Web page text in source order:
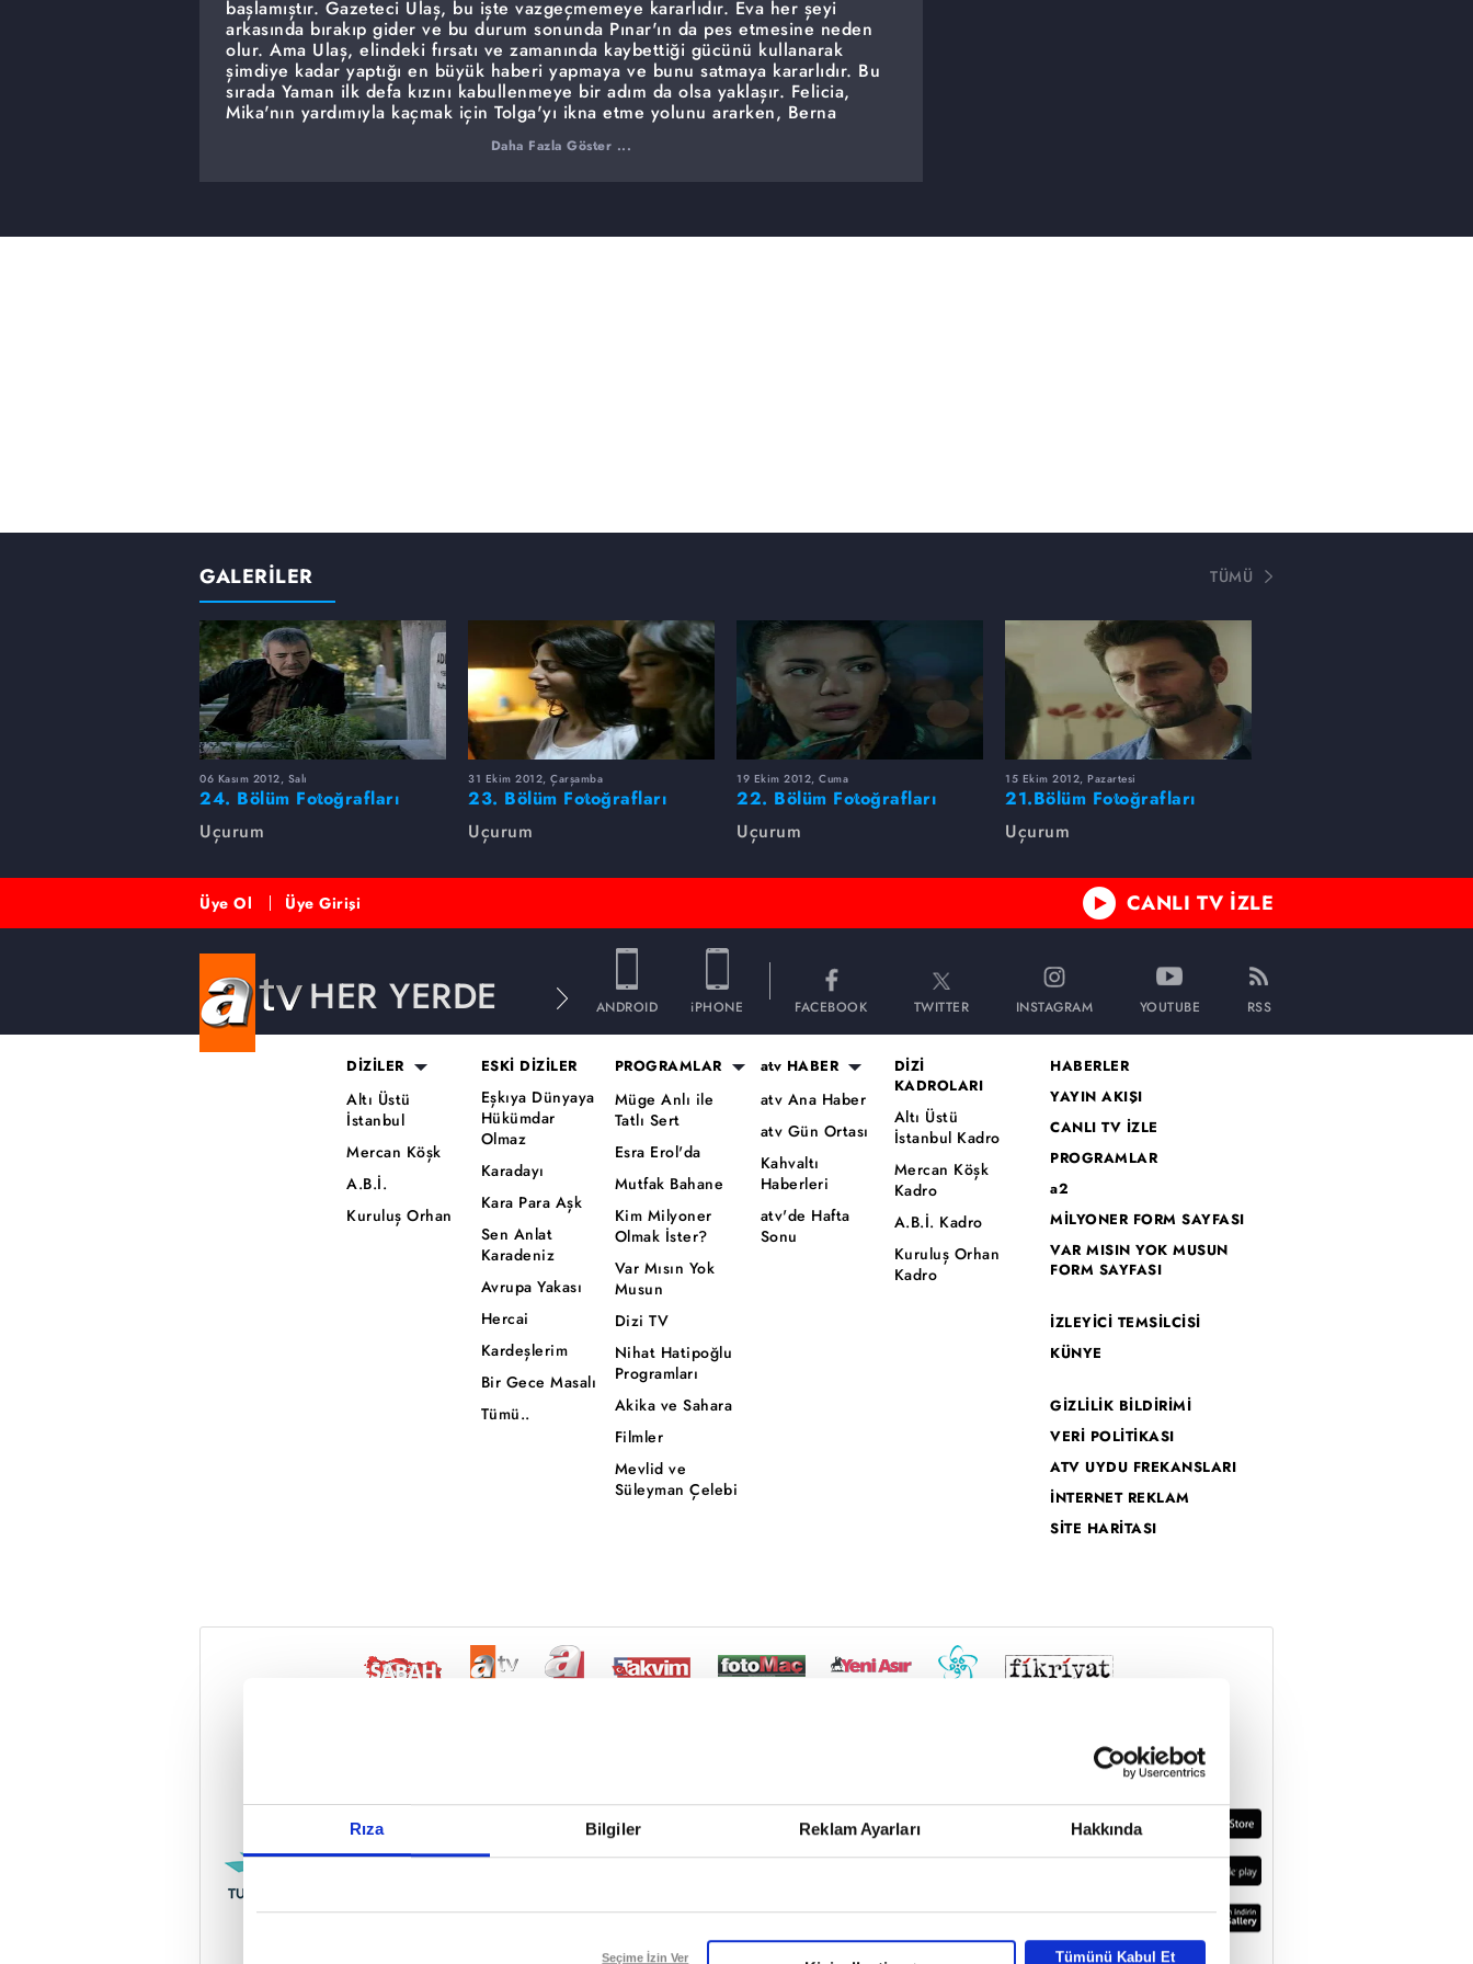
Rıza Bilgiler Reklam Ayarları Hakkında
Reddet
Seçime İzin Ver Tümünü Kabul Et
başlamıştır. Gazeteci Ulaş, bu işte vazgeçmemeye kararlıdır. Eva her şeyi
arkasında bırakıp gider ve bu durum sonunda Pınar'ın da pes etmesine neden
olur. Ama Ulaş, elindeki fırsatı ve zamanında kaybettiği gücünü kullanarak
şimdiye kadar yaptığı en büyük haberi yapmaya ve bunu satmaya kararlıdır. Bu
sırada Yaman ilk defa kızını kabullenmeye bir adım da olsa yaklaşır. Felicia,
Mika'nın yardımıyla kaçmak için Tolga'yı ikna etme yolunu ararken, Berna
düşürüldüğü tuzaktan habersiz pavyona, Felicia'ya gelir.
Daha Fazla Göster ...
GALERİLER TÜMÜ
06 Kasım 2012, Salı
24. Bölüm Fotoğrafları
Uçurum
31 Ekim 2012, Çarşamba
23. Bölüm Fotoğrafları
Uçurum
19 Ekim 2012, Cuma
22. Bölüm Fotoğrafları
Uçurum
15 Ekim 2012, Pazartesi
21.Bölüm Fotoğrafları
Uçurum
Üye Ol Üye Girişi CANLI TV İZLE
HER YERDE ANDROID iPHONE FACEBOOK TWITTER INSTAGRAM YOUTUBE RSS
DİZİLER
Altı Üstü
İstanbul
Mercan Köşk
A.B.İ.
Kuruluş Orhan
ESKİ DİZİLER
Eşkıya Dünyaya
Hükümdar
Olmaz
Karadayı
Kara Para Aşk
Sen Anlat
Karadeniz
Avrupa Yakası
Hercai
Kardeşlerim
Bir Gece Masalı
Tümü..
PROGRAMLAR
Müge Anlı ile
Tatlı Sert
Esra Erol'da
Mutfak Bahane
Kim Milyoner
Olmak İster?
Var Mısın Yok
Musun
Dizi TV
Nihat Hatipoğlu
Programları
Akika ve Sahara
Filmler
Mevlid ve
Süleyman Çelebi
atv HABER
atv Ana Haber
atv Gün Ortası
Kahvaltı
Haberleri
atv'de Hafta
Sonu
DİZİ
KADROLARI
Altı Üstü
İstanbul Kadro
Mercan Köşk
Kadro
A.B.İ. Kadro
Kuruluş Orhan
Kadro
HABERLER
YAYIN AKIŞI
CANLI TV İZLE
PROGRAMLAR
a2
MİLYONER FORM SAYFASI
VAR MISIN YOK MUSUN
FORM SAYFASI
İZLEYİCİ TEMSİLCİSİ
KÜNYE
GİZLİLİK BİLDİRİMİ
VERİ POLİTİKASI
ATV UYDU FREKANSLARI
İNTERNET REKLAM
SİTE HARİTASI